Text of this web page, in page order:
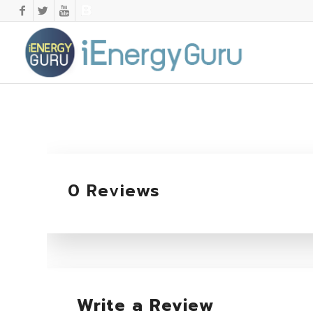
0 Reviews
Write a Review